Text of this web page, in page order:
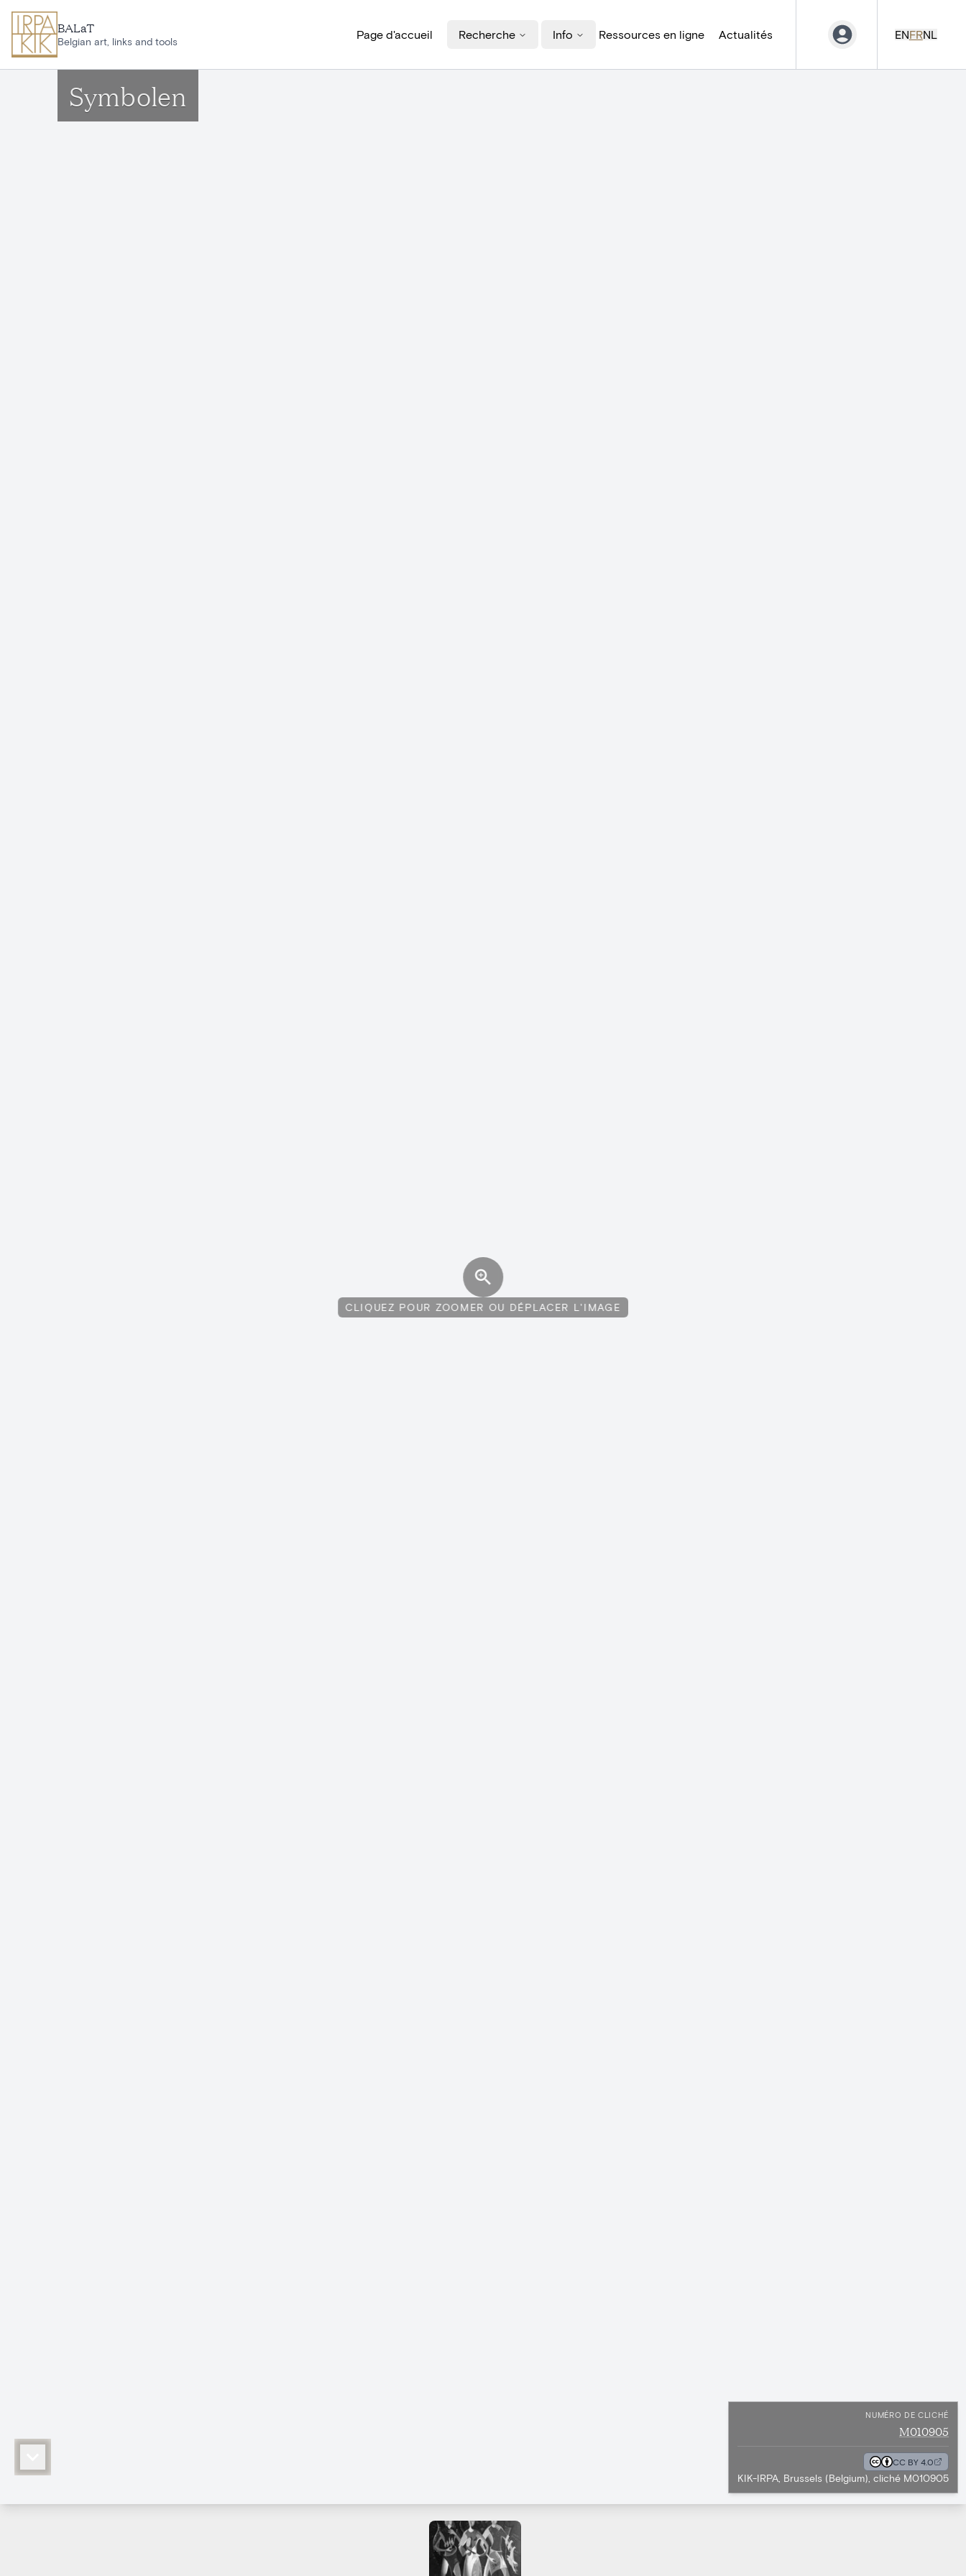
BALaT
Belgian art, links and tools
Page d'accueil Recherche Info Ressources en ligne Actualités ENFRNL
Symbolen
CLIQUEZ POUR ZOOMER OU DÉPLACER L'IMAGE
NUMÉRO DE CLICHÉ
M010905
CC BY 4.0
KIK-IRPA, Brussels (Belgium), cliché M010905